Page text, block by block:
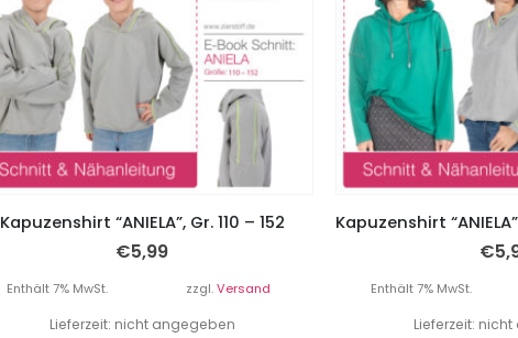
Kapuzenshirt “ANIELA”, Gr. 110 – 152
€5,99
Enthält 7% MwSt. zzgl.Versand
Lieferzeit: nicht angegeben
€
Enthält 7% MwSt.
Lieferzeit: